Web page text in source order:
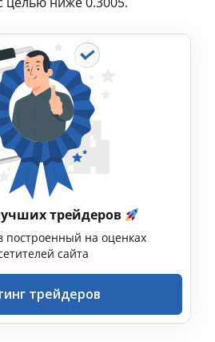
трейдеров
построенный на оценках
сайта
трейдеров